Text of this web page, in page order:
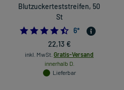
Blutzuckerteststreifen, 50
St
4.5
6*
22,13 €
inkl. MwSt. Gratis-Versand
innerhalb D.
Lieferbar